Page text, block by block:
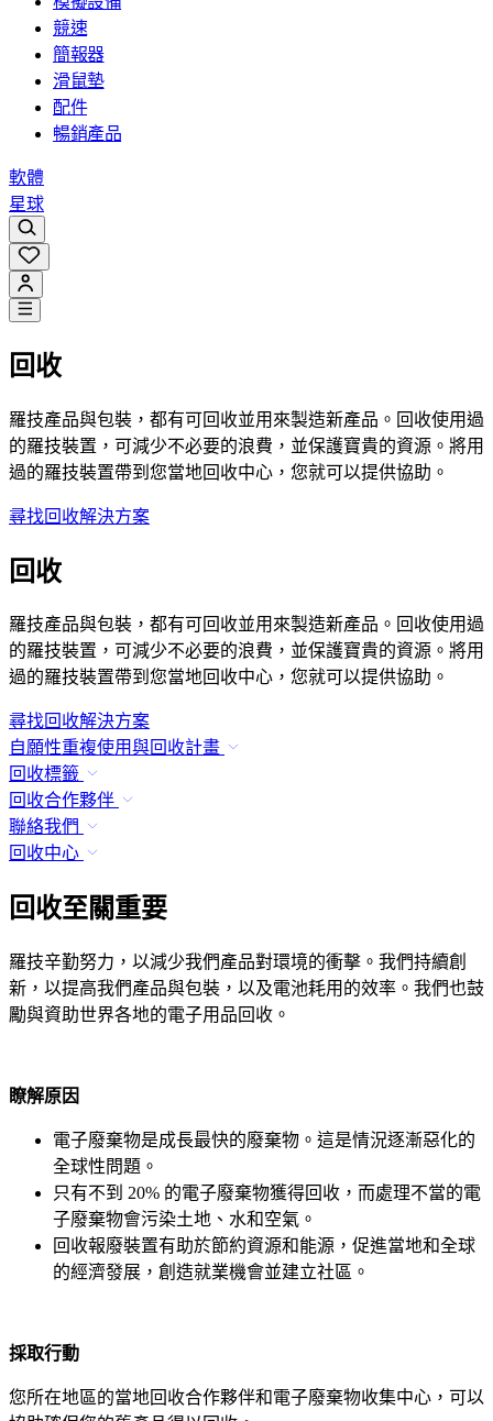
競速
簡報器
滑鼠墊
配件
暢銷產品
軟體
星球
回收
羅技產品與包裝，都有可回收並用來製造新產品。回收使用過
的羅技裝置，可減少不必要的浪費，並保護寶貴的資源。將用
過的羅技裝置帶到您當地回收中心，您就可以提供協助。
尋找回收解決方案
回收
羅技產品與包裝，都有可回收並用來製造新產品。回收使用過
的羅技裝置，可減少不必要的浪費，並保護寶貴的資源。將用
過的羅技裝置帶到您當地回收中心，您就可以提供協助。
尋找回收解決方案
自願性重複使用與回收計畫
回收標籤
回收合作夥伴
聯絡我們
回收中心
回收至關重要
羅技辛勤努力，以減少我們產品對環境的衝擊。我們持續創
新，以提高我們產品與包裝，以及電池耗用的效率。我們也鼓
勵與資助世界各地的電子用品回收。
瞭解原因
電子廢棄物是成長最快的廢棄物。這是情況逐漸惡化的
全球性問題。
只有不到 20% 的電子廢棄物獲得回收，而處理不當的電
子廢棄物會污染土地、水和空氣。
回收報廢裝置有助於節約資源和能源，促進當地和全球
的經濟發展，創造就業機會並建立社區。
採取行動
您所在地區的當地回收合作夥伴和電子廢棄物收集中心，可以